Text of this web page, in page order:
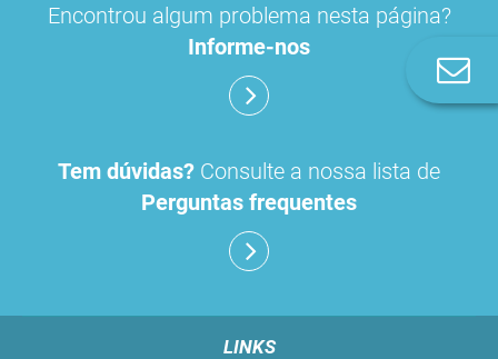
Encontrou algum problema nesta página?
Informe-nos
Tem dúvidas? Consulte a nossa lista de
Perguntas frequentes
LINKS